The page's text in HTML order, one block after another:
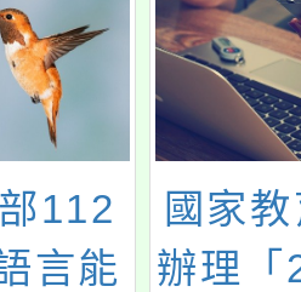
國家教育研究
辦理「2025美